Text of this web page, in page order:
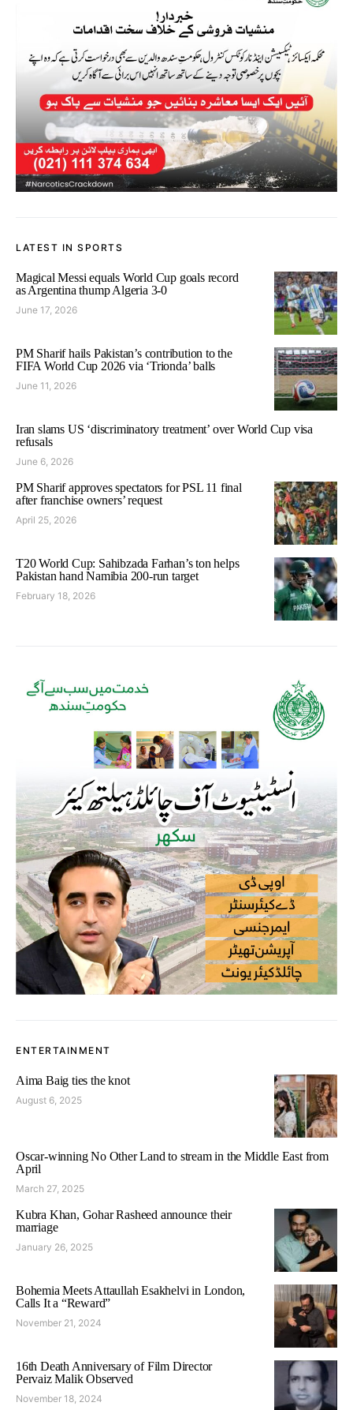
LATEST IN SPORTS
Magical Messi equals World Cup goals record
as Argentina thump Algeria 3-0
June 17, 2026
PM Sharif hails Pakistan’s contribution to the
FIFA World Cup 2026 via ‘Trionda’ balls
June 11, 2026
Iran slams US ‘discriminatory treatment’ over World Cup visa
refusals
June 6, 2026
PM Sharif approves spectators for PSL 11 final
after franchise owners’ request
April 25, 2026
T20 World Cup: Sahibzada Farhan’s ton helps
Pakistan hand Namibia 200-run target
February 18, 2026
ENTERTAINMENT
Aima Baig ties the knot
August 6, 2025
Oscar-winning No Other Land to stream in the Middle East from
April
March 27, 2025
Kubra Khan, Gohar Rasheed announce their
marriage
January 26, 2025
Bohemia Meets Attaullah Esakhelvi in London,
Calls It a “Reward”
November 21, 2024
16th Death Anniversary of Film Director
Pervaiz Malik Observed
November 18, 2024